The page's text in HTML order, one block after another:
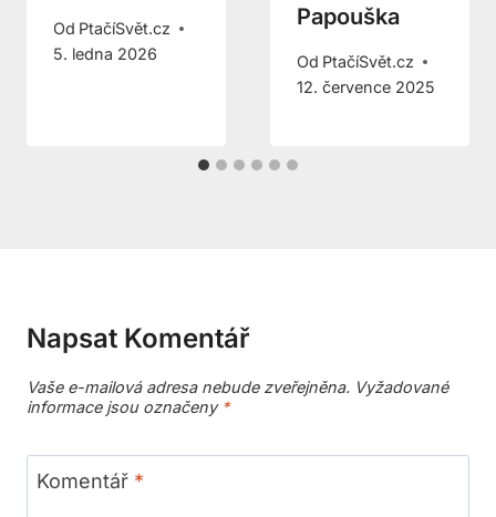
Od PtačíSvět.cz
5. ledna 2026
Papouška
Od PtačíSvět.cz
12. července 2025
Napsat Komentář
Vaše e-mailová adresa nebude zveřejněna. Vyžadované
informace jsou označeny *
Komentář *